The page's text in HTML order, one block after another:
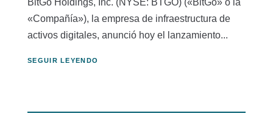
«Compañía»), la empresa de infraestructura de
activos digitales, anunció hoy el lanzamiento...
SEGUIR LEYENDO